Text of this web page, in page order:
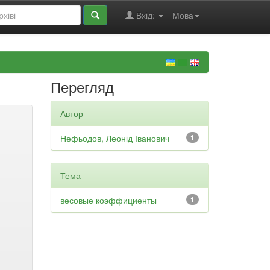
Мова
Вхід:
Перегляд
Автор
1
Нефьодов, Леонід Іванович
Тема
1
весовые коэффициенты